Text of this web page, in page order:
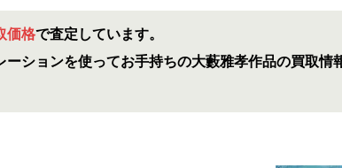
価格で査定しています。
ションを使ってお手持ちの大藪雅孝作品の買取情